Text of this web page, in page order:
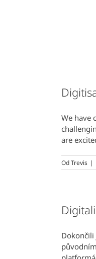
We have
are
OdTrevis |
Dokončili